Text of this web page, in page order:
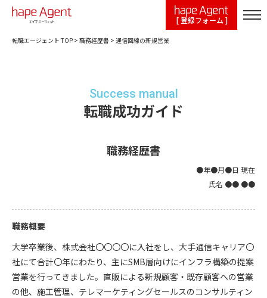
[ 登録フォーム ]
転職エージェント TOP > 職務経歴書 > 通信回線の新規営業
Success manual
転職成功ガイド
職務経歴書
●年●月●日 現在
氏名 ●● ●●
職務概要
大学卒業後、株式会社〇〇〇〇に入社をし、大手通信キャリア〇
社にて合計〇年にわたり、主にSMB層向けにインフラ構築の提案
営業を行ってきました。直販による新規顧客・既存顧客への営業
の他、施工管理、テレマーケティングセールスのコンサルティン